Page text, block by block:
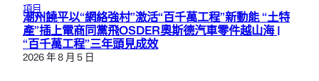
項目
潮州饒平以“網絡強村”激活“百千萬工程”新動能 “土特
產”插上電商同黨飛OSDER奧斯德汽車零件越山海 |
“百千萬工程”三年頭見成效
2026 年 8 月 5 日